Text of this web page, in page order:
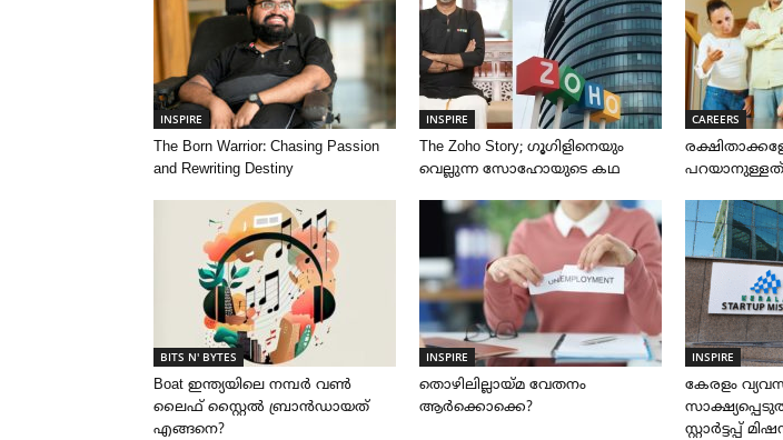
INSPIRE
The Born Warrior: Chasing Passion
and Rewriting Destiny
INSPIRE
The Zoho Story; ഗൂഗിളിനെയും
വെല്ലുന്ന സോഹോയുടെ കഥ
CAREERS
BITS N' BYTES
Boat ഇന്ത്യയിലെ നമ്പർ വൺ
ലൈഫ് സ്റ്റൈൽ ബ്രാൻഡായത്
എങ്ങനെ?
INSPIRE
തൊഴിലില്ലായ്മ വേതനം
ആർക്കൊക്കെ?
INSPIRE
കേരളം
സ്റ്റാർട്ടപ്പ്